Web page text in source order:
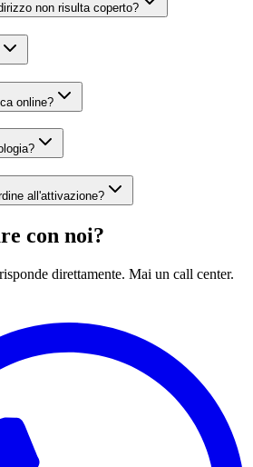
non risulta coperto?
online?
all'attivazione?
con noi?
direttamente. Mai un call center.